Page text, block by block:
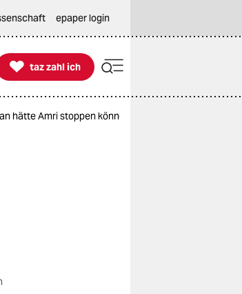
epaper login

taz zahl ich
taz zahl ich
hätte Amri stoppen können